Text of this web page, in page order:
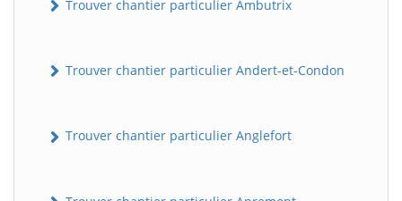
Trouver chantier particulier Ambutrix
Trouver chantier particulier Andert-et-Condon
Trouver chantier particulier Anglefort